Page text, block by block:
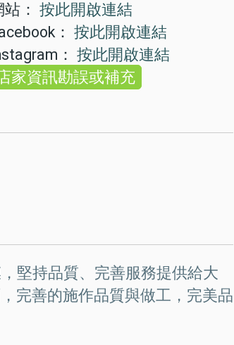
： 按此開啟連結
： 按此開啟連結
： 按此開啟連結
家資訊勘誤或補充
堅持品質、完善服務提供給大
完善的施作品質與做工，完美品